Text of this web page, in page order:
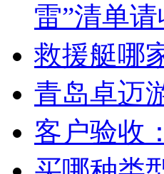
雷”清单
救援艇哪
青岛卓迈
客户验收